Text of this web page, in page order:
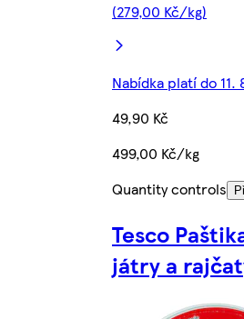
(279,00 Kč/kg)
Nabídka platí do 11.
49,90 Kč
499,00 Kč/kg
Quantity controls
Tesco
játry a